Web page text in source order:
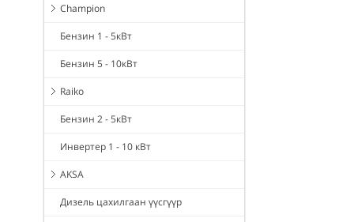
Champion
Бензин 1 - 5кВт
Бензин 5 - 10кВт
Raiko
Бензин 2 - 5кВт
Инвертер 1 - 10 кВт
AKSA
Дизель цахилгаан үүсгүүр